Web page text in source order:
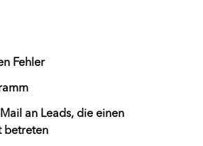
Fehler
an Leads, die einen
betreten